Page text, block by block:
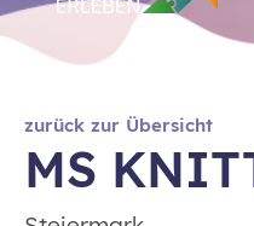
zurück zur Übersicht
MS